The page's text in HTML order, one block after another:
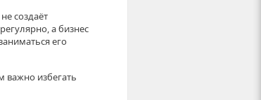
создаёт
а бизнес
его
важно избегать